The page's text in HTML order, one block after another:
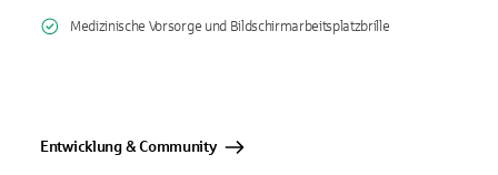
Medizinische Vorsorge und Bildschirmarbeitsplatzbrille
Entwicklung & Community